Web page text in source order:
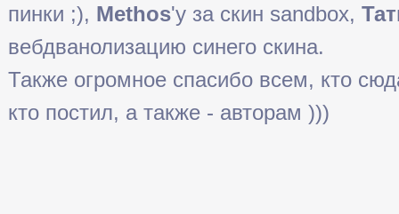
пинки ;), Methos'у за скин sandbox,
вебдванолизацию синего скина.
Также огромное спасибо всем, кто
кто постил, а также - авторам )))